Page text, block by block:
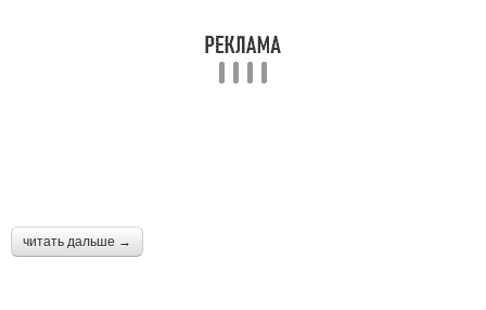
читать дальше →